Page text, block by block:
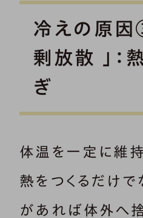
冷えの原因
剰放散 」：
ぎ
体温を一定に維持
熱をつくるだけで
があれば体外へ